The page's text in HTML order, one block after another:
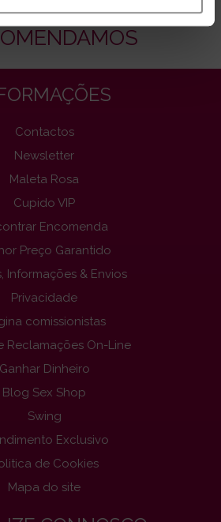
Contactos
Newsletter
Maleta Rosa
Cupido VIP
Encomenda
Preço Garantido
Informações & Envios
Privacidade
comissionistas
Reclamações On-Line
Ganhar Dinheiro
Blog Sex Shop
Swing
Exclusivo
de Cookies
Mapa do site